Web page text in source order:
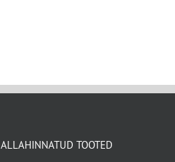
ALLAHINNATUD TOOTED